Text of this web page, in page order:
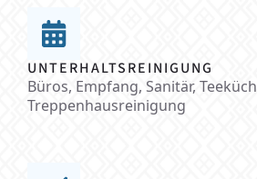
UNTERHALTSREINIGUNG
Büros, Empfang, Sanitär,
Treppenhausreinigung